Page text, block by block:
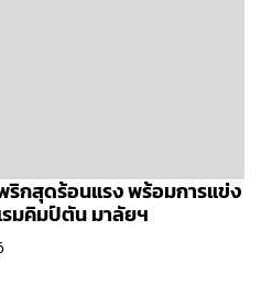
กสุดร้อนแรง พร้อมการแข่ง
มคิมป์ตัน มาลัยฯ